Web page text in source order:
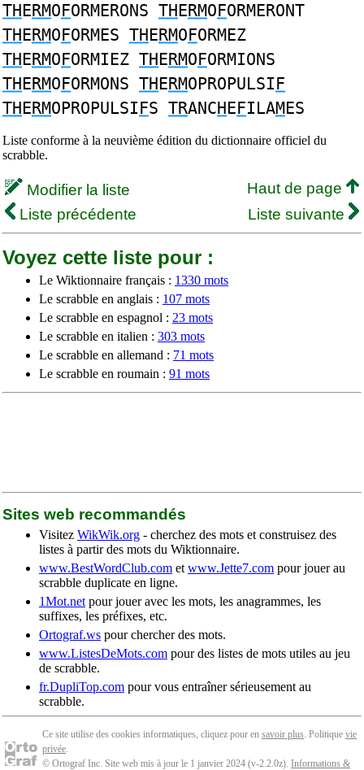
THERMOFORMERONS THERMOFORMERONT
THERMOFORMES THERMOFORMEZ
THERMOFORMIEZ THERMOFORMIONS
THERMOFORMONS THERMOPROPULSIF
THERMOPROPULSIFS TRANCHEFILAMES
Liste conforme à la neuvième édition du dictionnaire officiel du
scrabble.
Modifier la liste
Haut de page
Liste précédente
Liste suivante
Voyez cette liste pour :
Le Wiktionnaire français : 1330 mots
Le scrabble en anglais : 107 mots
Le scrabble en espagnol : 23 mots
Le scrabble en italien : 303 mots
Le scrabble en allemand : 71 mots
Le scrabble en roumain : 91 mots
Sites web recommandés
Visitez WikWik.org - cherchez des mots et construisez des
listes à partir des mots du Wiktionnaire.
www.BestWordClub.com et www.Jette7.com pour jouer au
scrabble duplicate en ligne.
1Mot.net pour jouer avec les mots, les anagrammes, les
suffixes, les préfixes, etc.
Ortograf.ws pour chercher des mots.
www.ListesDeMots.com pour des listes de mots utiles au jeu
de scrabble.
fr.DupliTop.com pour vous entraîner sérieusement au
scrabble.
Ce site utilise des cookies informatiques, cliquez pour en savoir plus. Politique vie
privée.
© Ortograf Inc. Site web mis à jour le 1 janvier 2024 (v-2.2.0z). Informations &